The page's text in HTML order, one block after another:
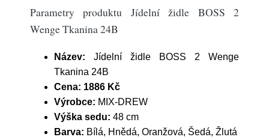
Parametry produktu Jídelní židle BOSS 2
Wenge Tkanina 24B
Název: Jídelní židle BOSS 2 Wenge
Tkanina 24B
Cena: 1886 Kč
Výrobce: MIX-DREW
Výška sedu: 48 cm
Barva: Bílá, Hnědá, Oranžová, Šedá, Žlutá